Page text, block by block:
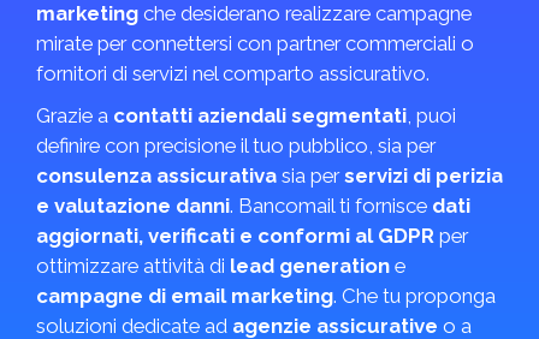
marketing che desiderano realizzare campagne
mirate per connettersi con partner commerciali o
fornitori di servizi nel comparto assicurativo.
Grazie a contatti aziendali segmentati, puoi
definire con precisione il tuo pubblico, sia per
consulenza assicurativa sia perservizi di perizia
e valutazione danni. Bancomail ti fornisce dati
aggiornati, verificati e conformi al GDPR per
ottimizzare attività di lead generation e
campagne di email marketing. Che tu proponga
soluzioni dedicate ad agenzie assicurative o a